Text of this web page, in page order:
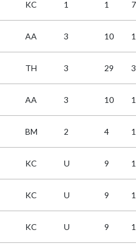
KC 1 1 7
AA 3 10
TH 3 29
AA 3 10
BM 2 4
KC U 9
KC U 9
KC U 9